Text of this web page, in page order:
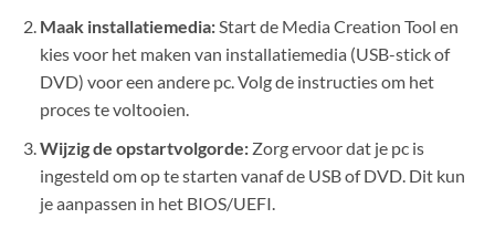
Maak installatiemedia:Start de Media Creation Tool en
kies voor het maken van installatiemedia (USB-stick of
DVD) voor een andere pc. Volg de instructies om het
proces te voltooien.
Wijzig de opstartvolgorde:Zorg ervoor dat je pc is
ingesteld om op te starten vanaf de USB of DVD. Dit kun
je aanpassen in het BIOS/UEFI.